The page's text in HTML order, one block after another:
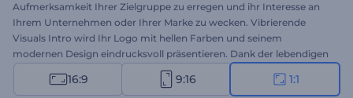
Aufmerksamkeit Ihrer Zielgruppe zu erregen und ihr Interesse an
Ihrem Unternehmen oder Ihrer Marke zu wecken. Vibrierende
Visuals Intro wird Ihr Logo mit hellen Farben und seinem
modernen Design eindrucksvoll präsentieren. Dank der lebendigen
visuellen Elemente und der fließenden Übergänge wird die
Präsentation jeder Logoanimation zum Erfolg. Alles, was Sie tun
16:9 9:16 1:1